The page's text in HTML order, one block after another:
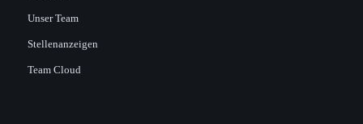
Unser Team
Stellenanzeigen
Team Cloud